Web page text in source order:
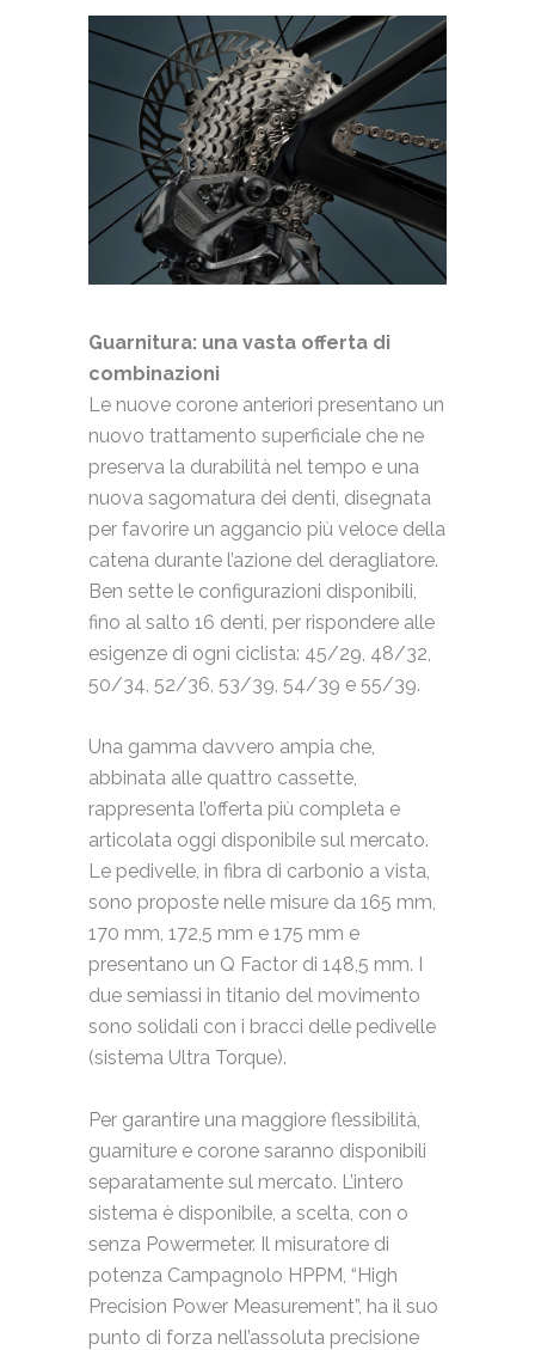
Guarnitura: una vasta offerta di
combinazioni
Le nuove corone anteriori presentano un
nuovo trattamento superficiale che ne
preserva la durabilità nel tempo e una
nuova sagomatura dei denti, disegnata
per favorire un aggancio più veloce della
catena durante l’azione del deragliatore.
Ben sette le configurazioni disponibili,
fino al salto 16 denti, per rispondere alle
esigenze di ogni ciclista: 45/29, 48/32,
50/34, 52/36, 53/39, 54/39 e 55/39.
Una gamma davvero ampia che,
abbinata alle quattro cassette,
rappresenta l’offerta più completa e
articolata oggi disponibile sul mercato.
Le pedivelle, in fibra di carbonio a vista,
sono proposte nelle misure da 165 mm,
170 mm, 172,5 mm e 175 mm e
presentano un Q Factor di 148,5 mm. I
due semiassi in titanio del movimento
sono solidali con i bracci delle pedivelle
(sistema Ultra Torque).
Per garantire una maggiore flessibilità,
guarniture e corone saranno disponibili
separatamente sul mercato. L’intero
sistema è disponibile, a scelta, con o
senza Powermeter. Il misuratore di
potenza Campagnolo HPPM, “High
Precision Power Measurement”, ha il suo
punto di forza nell’assoluta precisione